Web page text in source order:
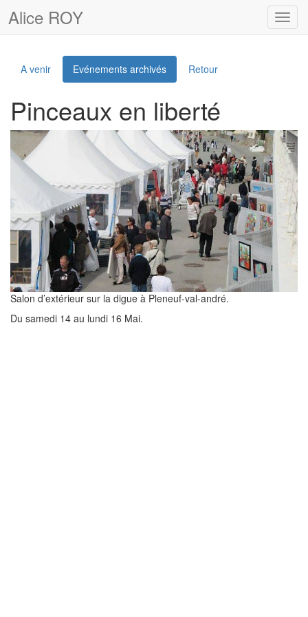
Alice ROY
A venir Evénements archivés Retour
Pinceaux en liberté
Salon d’extérieur sur la digue à Pleneuf-val-andré.
Du samedi 14 au lundi 16 Mai.